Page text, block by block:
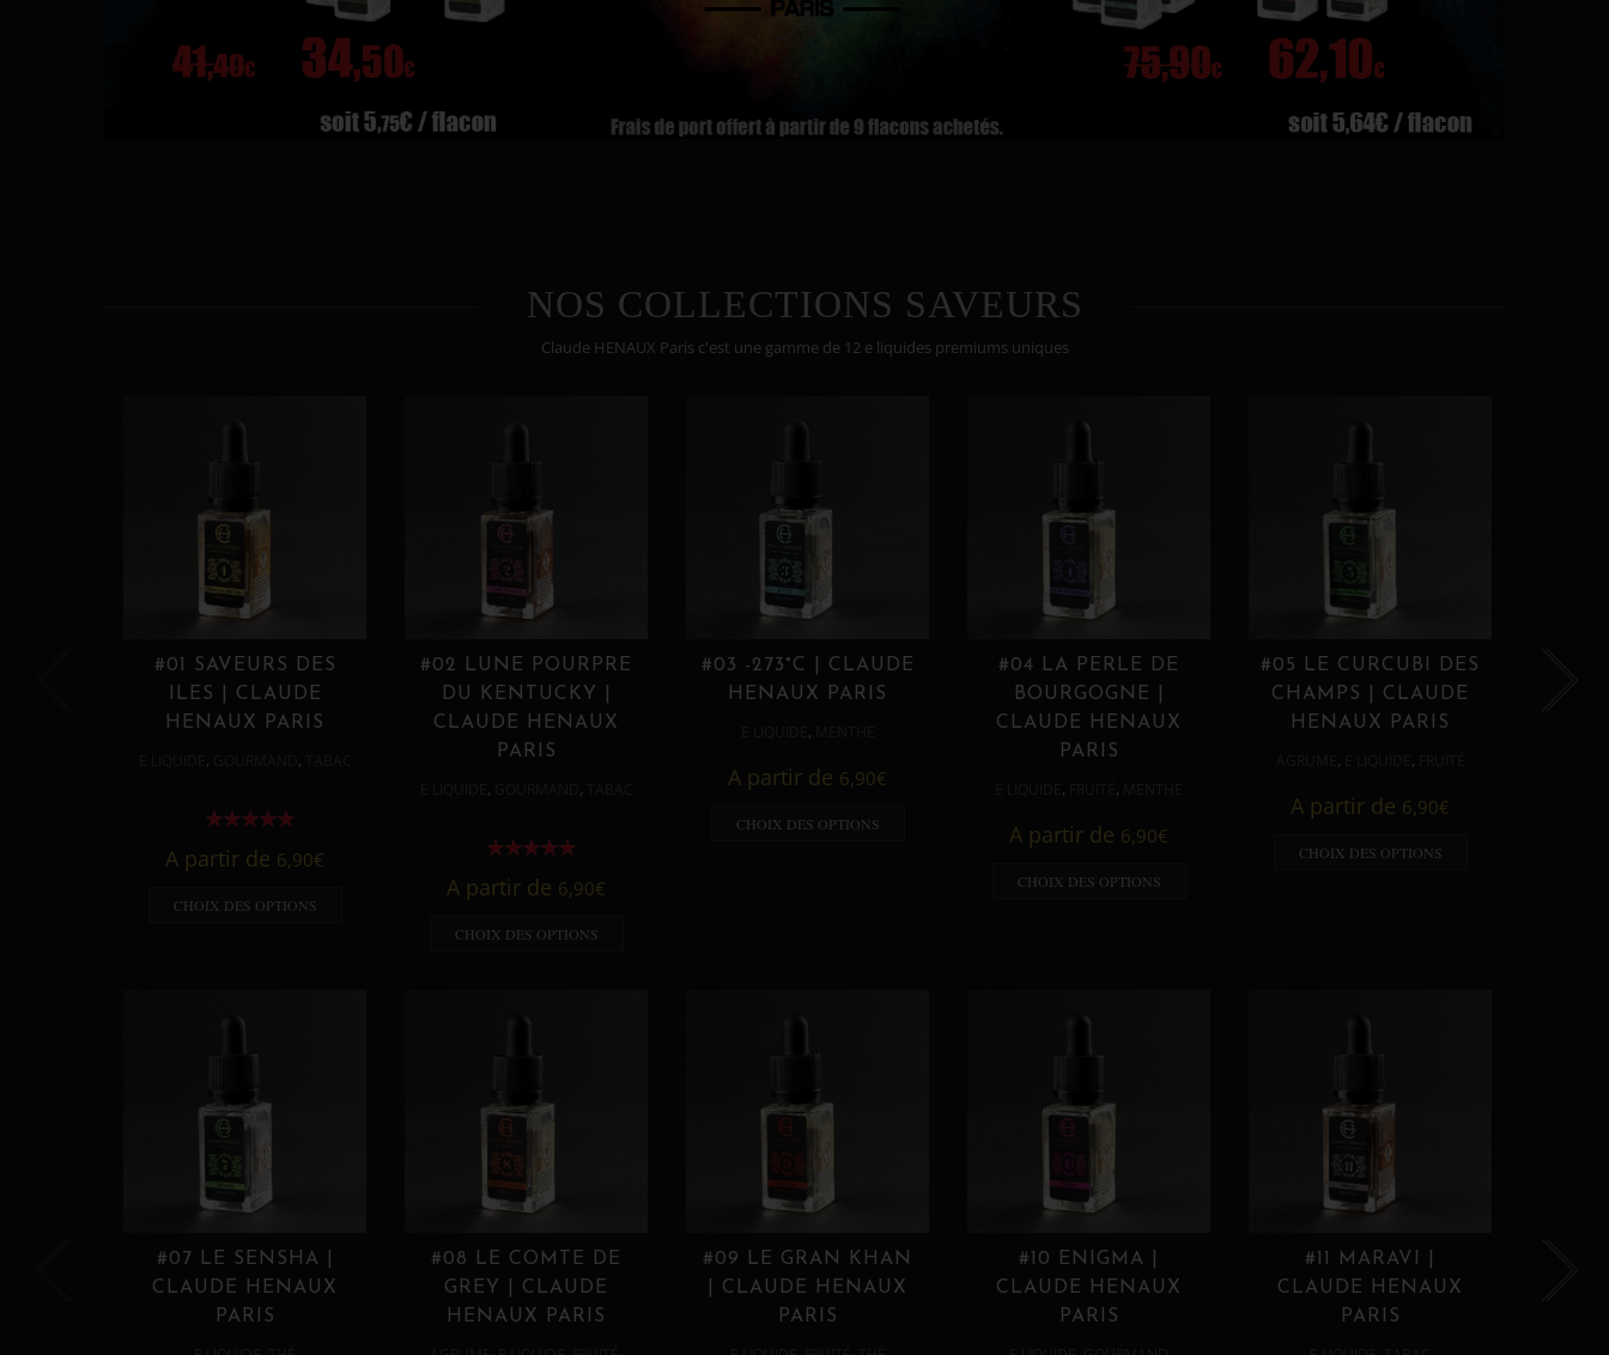
NOS COLLECTIONS SAVEURS
Claude HENAUX Paris c'est une gamme de 12 e liquides premiums uniques
#01 SAVEURS DES
ILES | CLAUDE
HENAUX PARIS
, ,
A partir de 6,90€
CHOIX DES OPTIONS
#02 LUNE POURPRE
DU KENTUCKY |
CLAUDE HENAUX
PARIS
, ,
A partir de 6,90€
CHOIX DES OPTIONS
#03 -273°C | CLAUDE
HENAUX PARIS
,
A partir de 6,90€
CHOIX DES OPTIONS
#04 LA PERLE DE
BOURGOGNE |
CLAUDE HENAUX
PARIS
, ,
A partir de 6,90€
CHOIX DES OPTIONS
#05 LE CURCUBI DES
CHAMPS | CLAUDE
HENAUX PARIS
, ,
A partir de 6,90€
CHOIX DES OPTIONS
#07 LE SENSHA |
CLAUDE HENAUX
PARIS
#08 LE COMTE DE
GREY | CLAUDE
HENAUX PARIS
#09 LE GRAN KHAN
| CLAUDE HENAUX
PARIS
#10 ENIGMA |
CLAUDE HENAUX
PARIS
#11 MARAVI |
CLAUDE HENAUX
PARIS